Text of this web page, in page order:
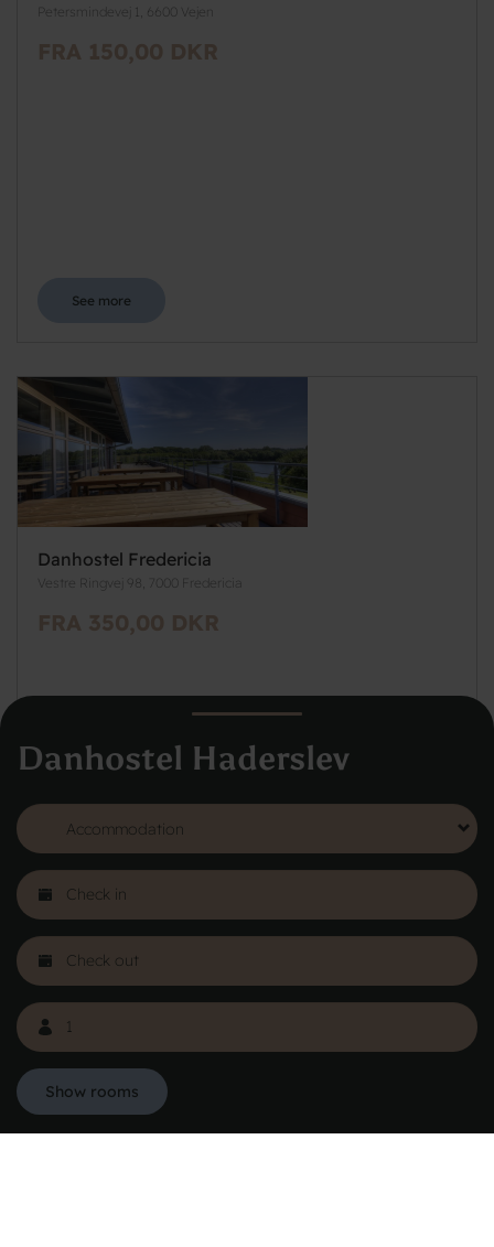
Danhostel Haderslev
Show rooms
Petersmindevej 1, 6600 Vejen
FRA 150,00 DKR
See more
Danhostel Fredericia
Vestre Ringvej 98, 7000 Fredericia
FRA 350,00 DKR
See more